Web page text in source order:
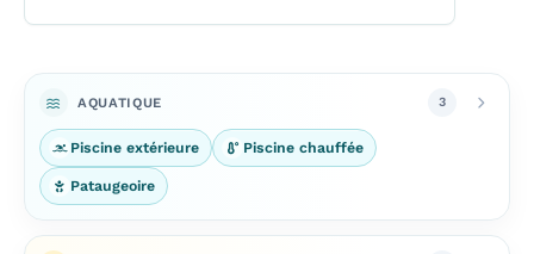
AQUATIQUE 3
Piscine extérieure Piscine chauffée
Pataugeoire